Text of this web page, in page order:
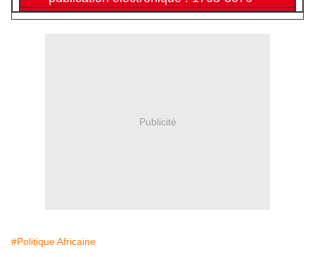
Publicité
#Politique Africaine